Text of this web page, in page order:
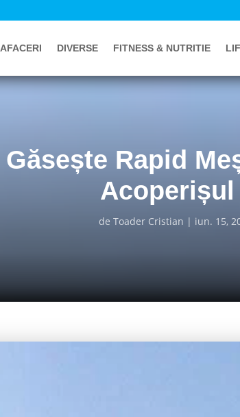
AFACERI DIVERSE FITNESS & NUTRITIE
Găsește Rapid
Acoperișul
de Toader Cristian iun. 15,